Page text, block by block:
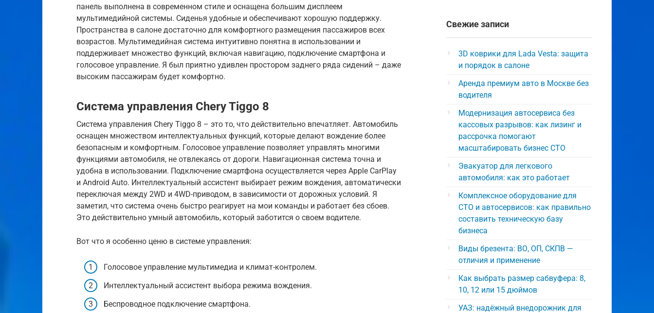
панель выполнена в современном стиле и оснащена большим дисплеем
мультимедийной системы. Сиденья удобные и обеспечивают хорошую поддержку.
Пространства в салоне достаточно для комфортного размещения пассажиров всех
возрастов. Мультимедийная система интуитивно понятна в использовании и
поддерживает множество функций, включая навигацию, подключение смартфона и
голосовое управление. Я был приятно удивлен простором заднего ряда сидений – даже
высоким пассажирам будет комфортно.
Система управления Chery Tiggo 8
Система управления Chery Tiggo 8 – это то, что действительно впечатляет. Автомобиль
оснащен множеством интеллектуальных функций, которые делают вождение более
безопасным и комфортным. Голосовое управление позволяет управлять многими
функциями автомобиля, не отвлекаясь от дороги. Навигационная система точна и
удобна в использовании. Подключение смартфона осуществляется через Apple CarPlay
и Android Auto. Интеллектуальный ассистент выбирает режим вождения, автоматически
переключая между 2WD и 4WD-приводом, в зависимости от дорожных условий. Я
заметил, что система очень быстро реагирует на мои команды и работает без сбоев.
Это действительно умный автомобиль, который заботится о своем водителе.
Вот что я особенно ценю в системе управления:
Голосовое управление мультимедиа и климат-контролем.
Интеллектуальный ассистент выбора режима вождения.
Беспроводное подключение смартфона.
Свежие записи
3D коврики для Lada Vesta: защита
и порядок в салоне
Аренда премиум авто в Москве без
водителя
Модернизация автосервиса без
кассовых разрывов: как лизинг и
рассрочка помогают
масштабировать бизнес СТО
Эвакуатор для легкового
автомобиля: как это работает
Комплексное оборудование для
СТО и автосервисов: как правильно
составить техническую базу
бизнеса
Виды брезента: ВО, ОП, СКПВ —
отличия и применение
Как выбрать размер сабвуфера: 8,
10, 12 или 15 дюймов
УАЗ: надёжный внедорожник для